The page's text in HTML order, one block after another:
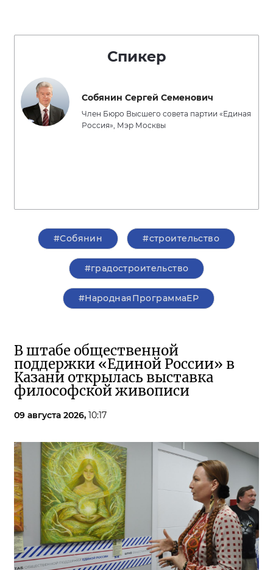
Спикер
Собянин Сергей Семенович
Член Бюро Высшего совета партии «Единая
Россия», Мэр Москвы
#Собянин #строительство
#градостроительство
#НароднаяПрограммаЕР
В штабе общественной
поддержки «Единой России» в
Казани открылась выставка
философской живописи
09 августа 2026, 10:17